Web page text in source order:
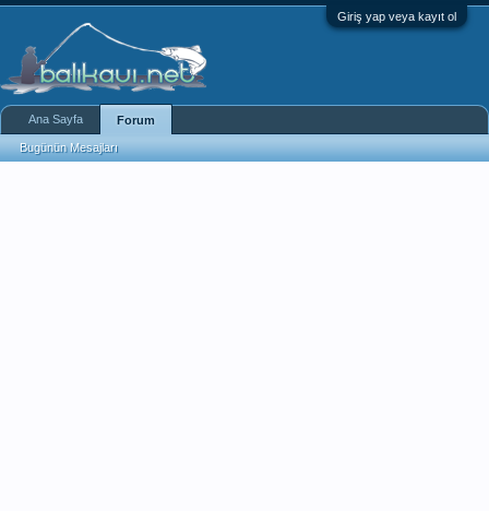
Giriş yap veya kayıt ol
Ana Sayfa Forum
Bugünün Mesajları